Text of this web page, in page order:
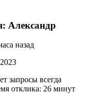
Александр
назад
запросы всегда
отклика: 26 минут